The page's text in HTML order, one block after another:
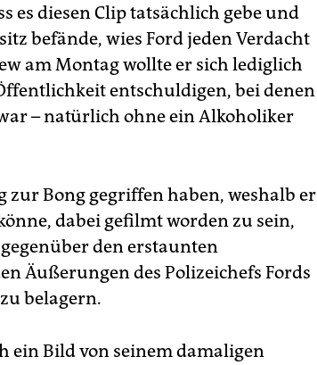
es diesen Clip tatsächlich gebe und
befände, wies Ford jeden Verdacht
am Montag wollte er sich lediglich
entschuldigen, bei denen
– natürlich ohne ein Alkoholiker
Bong gegriffen haben, weshalb er
dabei gefilmt worden zu sein,
gegenüber den erstaunten
Äußerungen des Polizeichefs Fords
belagern.
ein Bild von seinem damaligen